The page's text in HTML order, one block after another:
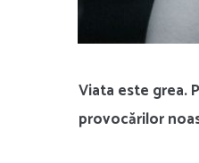
Viata este grea.
provocărilor